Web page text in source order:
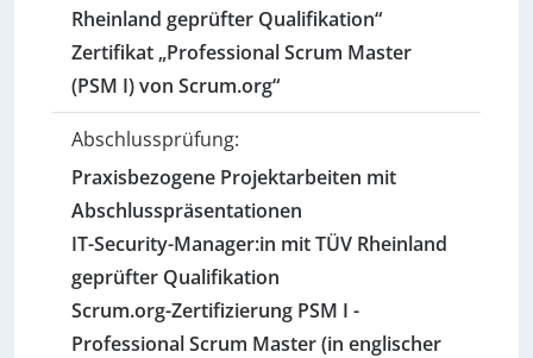
Rheinland geprüfter Qualifikation“
Zertifikat „Professional Scrum Master
(PSM I) von Scrum.org“
Abschlussprüfung:
Praxisbezogene Projektarbeiten mit
Abschlusspräsentationen
IT-Security-Manager:in mit TÜV Rheinland
geprüfter Qualifikation
Scrum.org-Zertifizierung PSM I -
Professional Scrum Master (in englischer